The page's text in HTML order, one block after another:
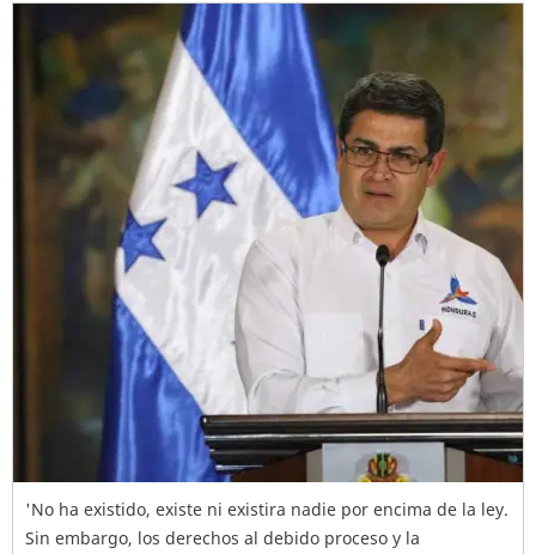
'No ha existido, existe ni existira nadie por encima de la ley.
Sin embargo, los derechos al debido proceso y la